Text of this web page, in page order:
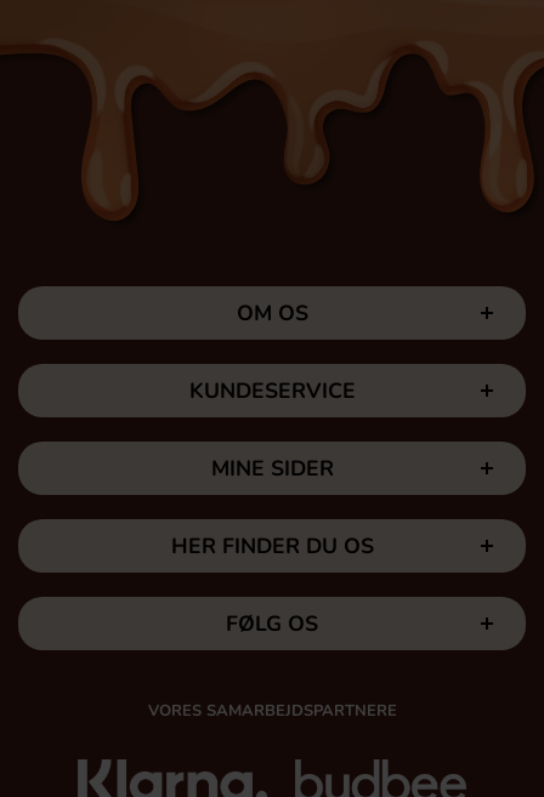
OM OS
KUNDESERVICE
MINE SIDER
HER FINDER DU OS
FØLG OS
VORES SAMARBEJDSPARTNERE